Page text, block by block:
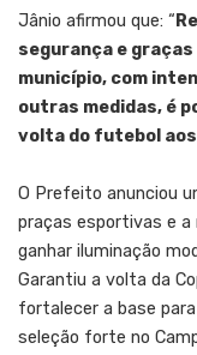
Jânio afirmou que: “
segurança e
município, com
outras medidas, é
volta do futebol aos
O Prefeito anunciou
praças esportivas e
ganhar iluminação
Garantiu a volta da
fortalecer a base
seleção forte no